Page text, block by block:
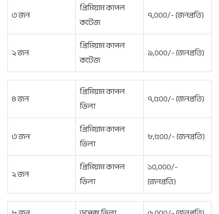
৩ জন
প্রিমিয়াম কাপল
কটেজ
৭,০০০/- (জনপ্রতি)
২ জন
প্রিমিয়াম কাপল
কটেজ
৯,০০০/- (জনপ্রতি)
৪ জন
প্রিমিয়াম কাপল
ভিলা
৭,৫০০/- (জনপ্রতি)
৩ জন
প্রিমিয়াম কাপল
ভিলা
৮,৫০০/- (জনপ্রতি)
২ জন
প্রিমিয়াম কাপল
ভিলা
১০,০০০/-
(জনপ্রতি)